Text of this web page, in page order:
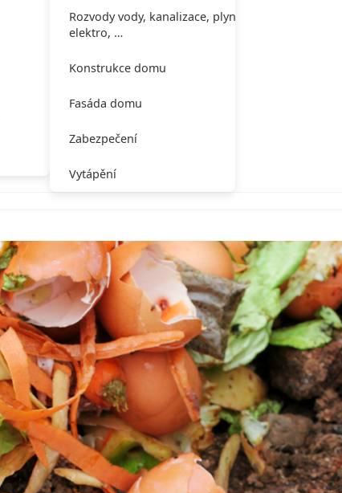
Rozvody vody, kanalizace, plynu,
elektro, …
Konstrukce domu
Fasáda domu
Zabezpečení
Vytápění